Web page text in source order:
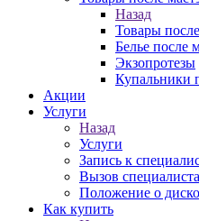
Назад
Товары
Белье после
Экзопротезы
Купальники
Акции
Услуги
Назад
Услуги
Запись к
Вызов
Положение о
Как купить